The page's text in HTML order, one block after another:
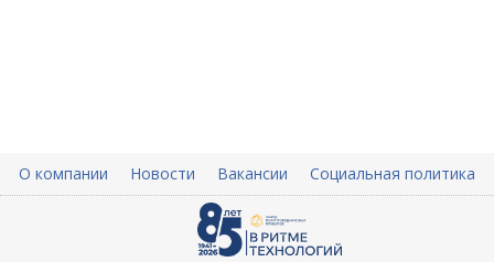
О компании Новости Вакансии Социальная политика